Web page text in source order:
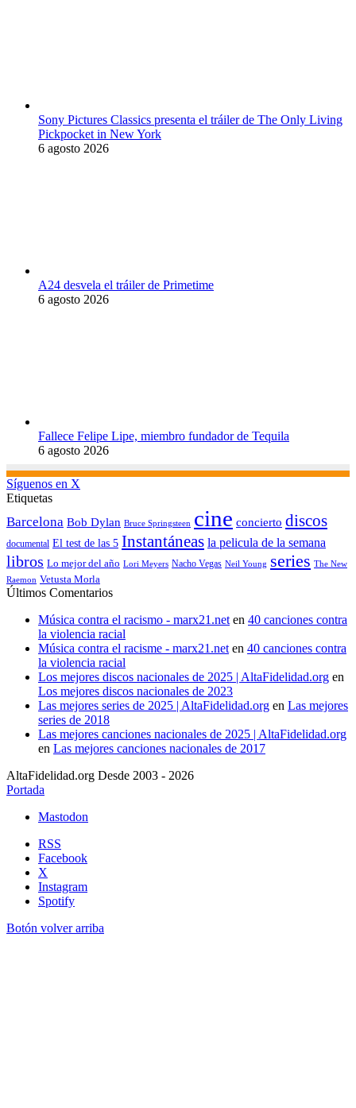
Sony Pictures Classics presenta el tráiler de The Only Living
Pickpocket in New York
6 agosto 2026
A24 desvela el tráiler de Primetime
6 agosto 2026
Fallece Felipe Lipe, miembro fundador de Tequila
6 agosto 2026
Síguenos en X
Etiquetas
Barcelona Bob Dylan Bruce Springsteen cine concierto discos
documental El test de las 5 Instantáneas la pelicula de la semana
libros Lo mejor del año Lori Meyers Nacho Vegas Neil Young series The New
Raemon Vetusta Morla
Últimos Comentarios
Música contra el racismo - marx21.neten 40 canciones contra
la violencia racial
Música contra el racisme - marx21.neten 40 canciones contra
la violencia racial
Los mejores discos nacionales de 2025 | AltaFidelidad.org en
Los mejores discos nacionales de 2023
Las mejores series de 2025 | AltaFidelidad.org en Las mejores
series de 2018
Las mejores canciones nacionales de 2025 | AltaFidelidad.org
en Las mejores canciones nacionales de 2017
AltaFidelidad.org Desde 2003 - 2026
Portada
Mastodon
RSS
Facebook
X
Instagram
Spotify
Botón volver arriba